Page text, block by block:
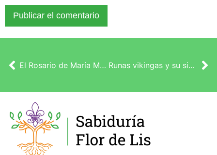
El Rosario de María Magdalena Runas vikingas y su significado